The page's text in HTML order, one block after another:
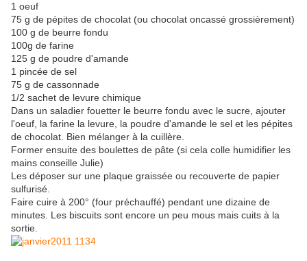
1 oeuf
75 g de pépites de chocolat (ou chocolat oncassé grossièrement)
100 g de beurre fondu
100g de farine
125 g de poudre d'amande
1 pincée de sel
75 g de cassonnade
1/2 sachet de levure chimique
Dans un saladier fouetter le beurre fondu avec le sucre, ajouter
l'oeuf, la farine la levure, la poudre d'amande le sel et les pépites
de chocolat. Bien mélanger à la cuillère.
Former ensuite des boulettes de pâte (si cela colle humidifier les
mains conseille Julie)
Les déposer sur une plaque graissée ou recouverte de papier
sulfurisé.
Faire cuire à 200° (four préchauffé) pendant une dizaine de
minutes. Les biscuits sont encore un peu mous mais cuits à la
sortie.